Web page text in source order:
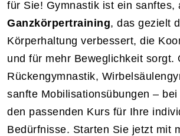
für Sie! Gymnastik ist ein sanftes,
Ganzkörpertraining, das gezielt
Körperhaltung verbessert, die
und für mehr Beweglichkeit sorgt.
Rückengymnastik,
sanfte Mobilisationsübungen –
den passenden Kurs für Ihre
Bedürfnisse. Starten Sie jetzt mit